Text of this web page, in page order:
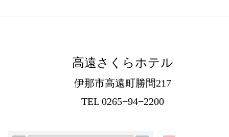
高遠さくらホテル
伊那市高遠町勝間217
TEL 0265−94−2200